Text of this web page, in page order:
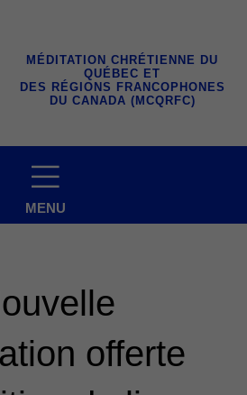
MÉDITATION CHRÉTIENNE DU
QUÉBEC ET
DES RÉGIONS FRANCOPHONES
DU CANADA (MCQRFC)
MENU
offerte